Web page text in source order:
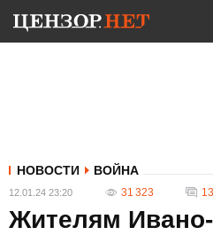
НОВОСТИ ВОЙНА
12.01.24 23:20 31 323
Жителям